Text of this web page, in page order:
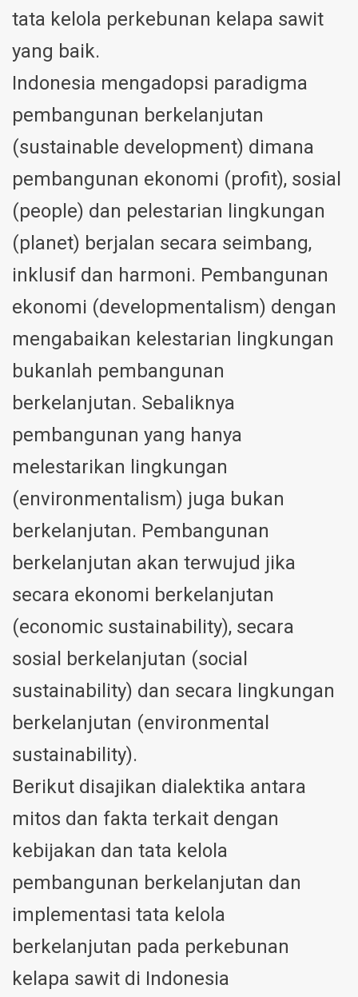
tata kelola perkebunan kelapa sawit
yang baik.
Indonesia mengadopsi paradigma
pembangunan berkelanjutan
(sustainable development) dimana
pembangunan ekonomi (profit), sosial
(people) dan pelestarian lingkungan
(planet) berjalan secara seimbang,
inklusif dan harmoni. Pembangunan
ekonomi (developmentalism) dengan
mengabaikan kelestarian lingkungan
bukanlah pembangunan
berkelanjutan. Sebaliknya
pembangunan yang hanya
melestarikan lingkungan
(environmentalism) juga bukan
berkelanjutan. Pembangunan
berkelanjutan akan terwujud jika
secara ekonomi berkelanjutan
(economic sustainability), secara
sosial berkelanjutan (social
sustainability) dan secara lingkungan
berkelanjutan (environmental
sustainability).
Berikut disajikan dialektika antara
mitos dan fakta terkait dengan
kebijakan dan tata kelola
pembangunan berkelanjutan dan
implementasi tata kelola
berkelanjutan pada perkebunan
kelapa sawit di Indonesia